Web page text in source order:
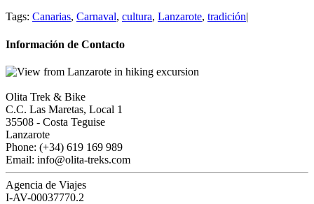
Tags: Canarias, Carnaval, cultura, Lanzarote, tradición|
Información de Contacto
Olita Trek & Bike
C.C. Las Maretas, Local 1
35508 - Costa Teguise
Lanzarote
Phone: (+34) 619 169 989
Email: info@olita-treks.com
Agencia de Viajes
I-AV-00037770.2